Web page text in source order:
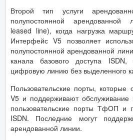
Второй тип услуги
полупостоянной арендованной
leased line), когда нагрузка
Интерфейс V5 позволяет
полупостоянной арендованной
канала базового доступа
цифровую линию без выделенного
Пользовательские порты,
V5 и поддерживают обслуживание
пользовательские порты ТфОП и
ISDN. Последние могут
арендованной линии.